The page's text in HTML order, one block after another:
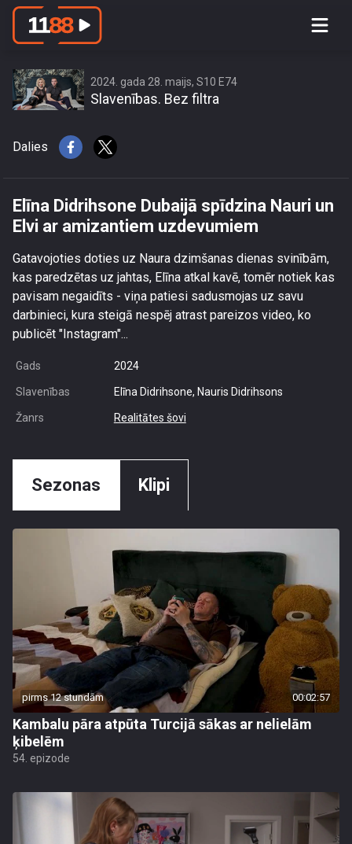
Elīna Didrihsone Dubaijā spīdzina
2024. gada 28. maijs, S10 E74
Slavenības. Bez filtra
Dalies
Elīna Didrihsone Dubaijā spīdzina Nauri un
Elvi ar amizantiem uzdevumiem
Gatavojoties doties uz Naura dzimšanas dienas svinībām,
kas paredzētas uz jahtas, Elīna atkal kavē, tomēr notiek kas
pavisam negaidīts - viņa patiesi sadusmojas uz savu
darbinieci, kura steigā nespēj atrast pareizos video, ko
publicēt "Instagram"...
Gads 2024
Slavenības Elīna Didrihsone, Nauris Didrihsons
Žanrs Realitātes šovi
Sezonas Klipi
pirms 12 stundām 00:02:57
Kambalu pāra atpūta Turcijā sākas ar nelielām
ķibelēm
54. epizode